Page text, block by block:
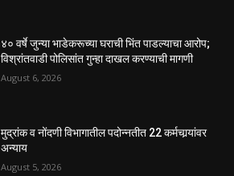
४० वर्षे जुन्या भाडेकरूच्या घराची भिंत पाडल्याचा आरोप;
विश्रांतवाडी पोलिसांत गुन्हा दाखल करण्याची मागणी
August 6, 2026
मुद्रांक व नोंदणी विभागातील पदोन्नतीत 22 कर्मचार्‍यांवर
अन्याय
August 5, 2026